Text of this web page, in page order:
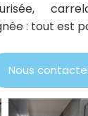
: tout est
Nous